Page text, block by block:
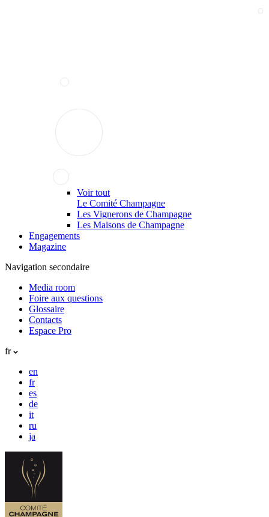
Voir tout
Le Comité Champagne
Les Vignerons de Champagne
Les Maisons de Champagne
Engagements
Magazine
Navigation secondaire
Media room
Foire aux questions
Glossaire
Contacts
Espace Pro
fr
en
fr
es
de
it
ru
ja